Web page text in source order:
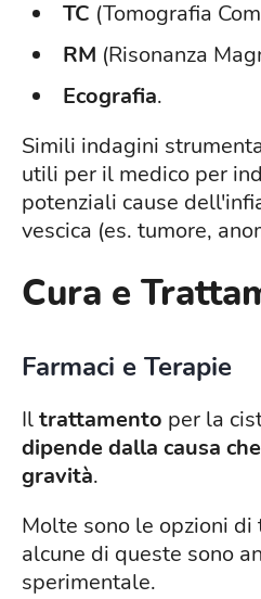
TC (Tomografia
RM (Risonanza
Ecografia.
Simili indagini
utili per il medico per
potenziali cause
vescica (es. tumore,
Cura e
Farmaci e Terapie
Iltrattamento per la
dipende dalla causa
gravità.
Molte sono le opzioni
alcune di queste sono
sperimentale.